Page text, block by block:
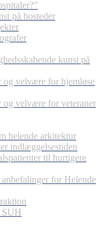
på bosteder
kunst på
og velvære for hjemløse
og velvære for veteraner
helende arkitektur
indlæggelsestiden
til hurtigere
for Helende
SUH